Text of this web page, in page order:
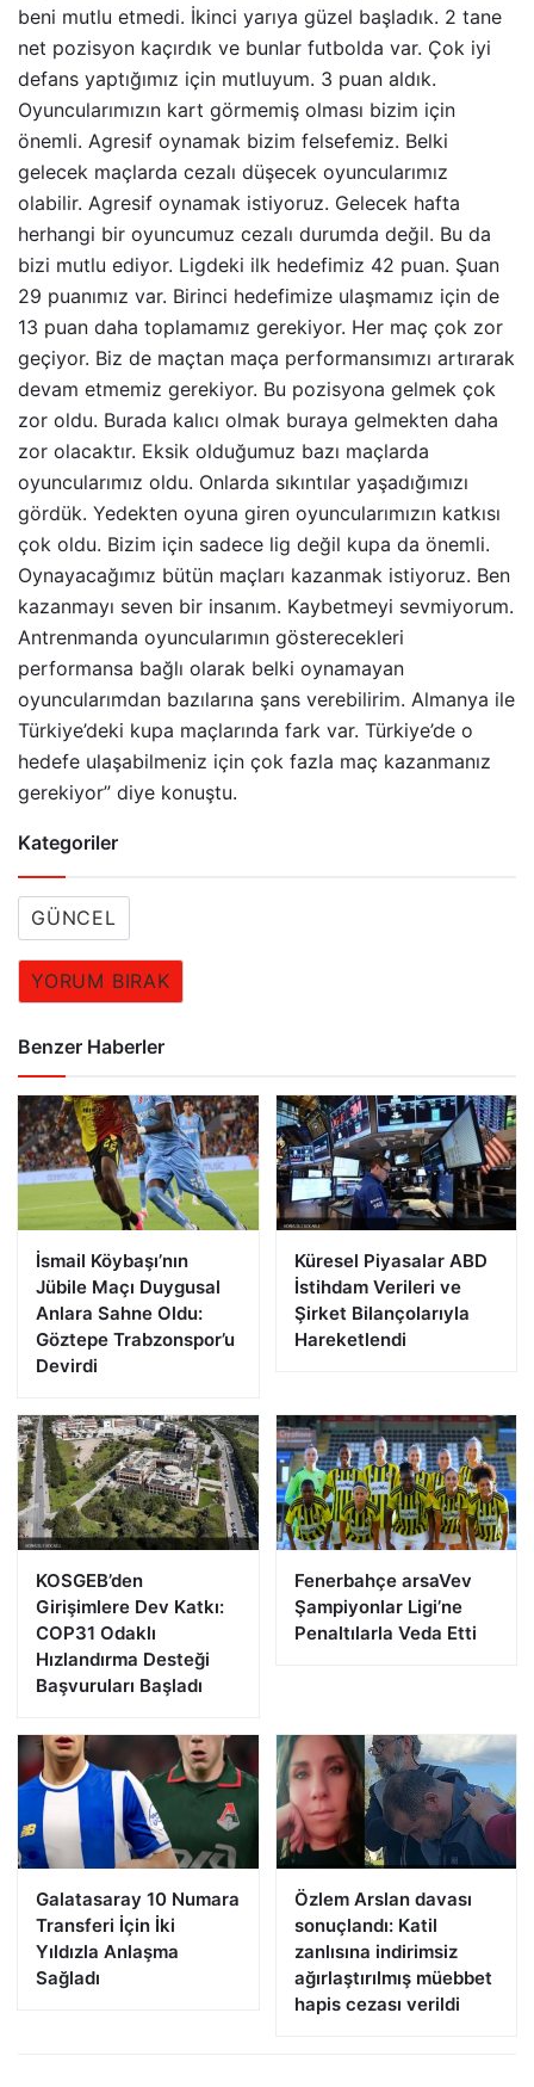
beni mutlu etmedi. İkinci yarıya güzel başladık. 2 tane
net pozisyon kaçırdık ve bunlar futbolda var. Çok iyi
defans yaptığımız için mutluyum. 3 puan aldık.
Oyuncularımızın kart görmemiş olması bizim için
önemli. Agresif oynamak bizim felsefemiz. Belki
gelecek maçlarda cezalı düşecek oyuncularımız
olabilir. Agresif oynamak istiyoruz. Gelecek hafta
herhangi bir oyuncumuz cezalı durumda değil. Bu da
bizi mutlu ediyor. Ligdeki ilk hedefimiz 42 puan. Şuan
29 puanımız var. Birinci hedefimize ulaşmamız için de
13 puan daha toplamamız gerekiyor. Her maç çok zor
geçiyor. Biz de maçtan maça performansımızı artırarak
devam etmemiz gerekiyor. Bu pozisyona gelmek çok
zor oldu. Burada kalıcı olmak buraya gelmekten daha
zor olacaktır. Eksik olduğumuz bazı maçlarda
oyuncularımız oldu. Onlarda sıkıntılar yaşadığımızı
gördük. Yedekten oyuna giren oyuncularımızın katkısı
çok oldu. Bizim için sadece lig değil kupa da önemli.
Oynayacağımız bütün maçları kazanmak istiyoruz. Ben
kazanmayı seven bir insanım. Kaybetmeyi sevmiyorum.
Antrenmanda oyuncularımın gösterecekleri
performansa bağlı olarak belki oynamayan
oyuncularımdan bazılarına şans verebilirim. Almanya ile
Türkiye’deki kupa maçlarında fark var. Türkiye’de o
hedefe ulaşabilmeniz için çok fazla maç kazanmanız
gerekiyor” diye konuştu.
Kategoriler
GÜNCEL
YORUM BIRAK
Benzer Haberler
İsmail Köybaşı’nın
Jübile Maçı Duygusal
Anlara Sahne Oldu:
Göztepe Trabzonspor’u
Devirdi
Küresel Piyasalar ABD
İstihdam Verileri ve
Şirket Bilançolarıyla
Hareketlendi
KOSGEB’den
Girişimlere Dev Katkı:
COP31 Odaklı
Hızlandırma Desteği
Başvuruları Başladı
Fenerbahçe arsaVev
Şampiyonlar Ligi’ne
Penaltılarla Veda Etti
Galatasaray 10 Numara
Transferi İçin İki
Yıldızla Anlaşma
Sağladı
Özlem Arslan davası
sonuçlandı: Katil
zanlısına indirimsiz
ağırlaştırılmış müebbet
hapis cezası verildi